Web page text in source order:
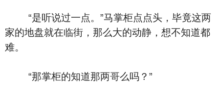
“是听说过一点。”马掌柜点点头，毕竟这两
家的地盘就在临街，那么大的动静，想不知道都
难。
“那掌柜的知道那两哥么吗？”